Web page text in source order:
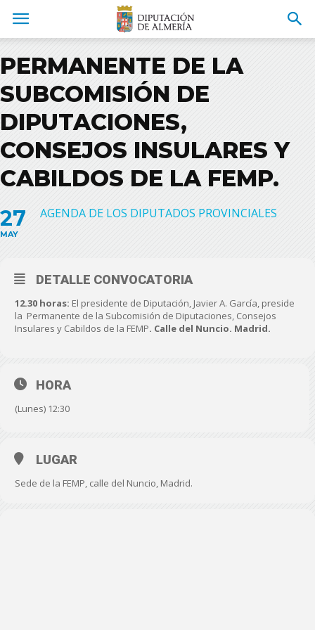
PERMANENTE DE LA
SUBCOMISIÓN DE
DIPUTACIONES,
CONSEJOS INSULARES Y
CABILDOS DE LA FEMP.
27
MAY
AGENDA DE LOS DIPUTADOS PROVINCIALES
DETALLE CONVOCATORIA
12.30 horas: El presidente de Diputación, Javier A. García, preside
la Permanente de la Subcomisión de Diputaciones, Consejos
Insulares y Cabildos de la FEMP. Calle del Nuncio. Madrid.
HORA
(Lunes) 12:30
LUGAR
Sede de la FEMP, calle del Nuncio, Madrid.